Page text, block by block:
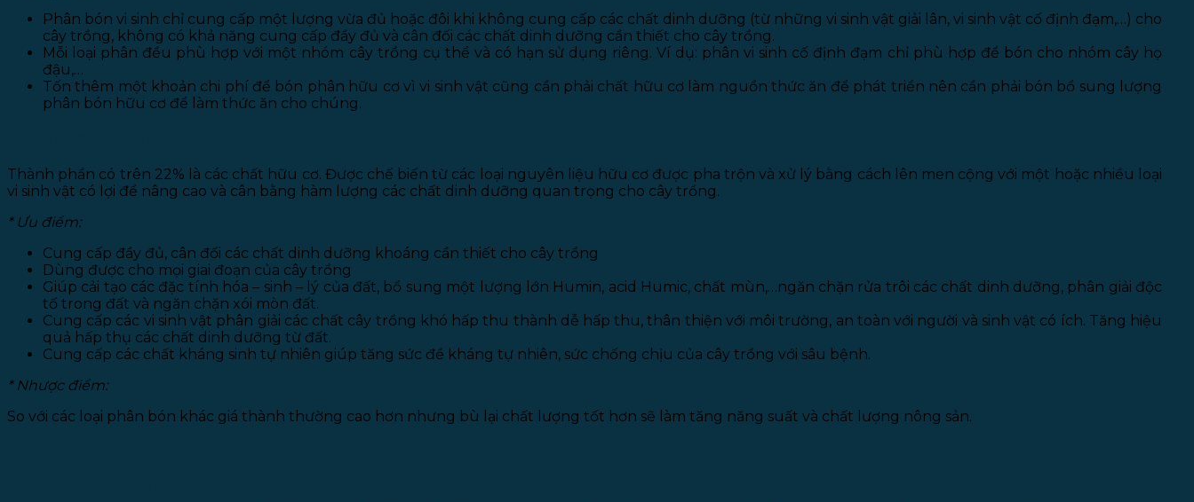
Phân bón vi sinh chỉ cung cấp một lượng vừa đủ hoặc đôi khi không cung cấp các chất dinh dưỡng (từ những vi sinh vật giải lân, vi sinh vật cố định đạm,…) cho
cây trồng, không có khả năng cung cấp đầy đủ và cân đối các chất dinh dưỡng cần thiết cho cây trồng.
Mỗi loại phân đều phù hợp với một nhóm cây trồng cụ thể và có hạn sử dụng riêng. Ví dụ: phân vi sinh cố định đạm chỉ phù hợp để bón cho nhóm cây họ
đậu,…
Tốn thêm một khoản chi phí để bón phân hữu cơ vì vi sinh vật cũng cần phải chất hữu cơ làm nguồn thức ăn để phát triển nên cần phải bón bổ sung lượng
phân bón hữu cơ để làm thức ăn cho chúng.
Thành phần có trên 22% là các chất hữu cơ. Được chế biến từ các loại nguyên liệu hữu cơ được pha trộn và xử lý bằng cách lên men cộng với một hoặc nhiều loại
vi sinh vật có lợi để nâng cao và cân bằng hàm lượng các chất dinh dưỡng quan trọng cho cây trồng.
* Ưu điểm:
Cung cấp đầy đủ, cân đối các chất dinh dưỡng khoáng cần thiết cho cây trồng
Dùng được cho mọi giai đoạn của cây trồng
Giúp cải tạo các đặc tính hóa – sinh – lý của đất, bổ sung một lượng lớn Humin, acid Humic, chất mùn,…ngăn chặn rửa trôi các chất dinh dưỡng, phân giải độc
tố trong đất và ngăn chặn xói mòn đất.
Cung cấp các vi sinh vật phân giải các chất cây trồng khó hấp thu thành dễ hấp thu, thân thiện với môi trường, an toàn với người và sinh vật có ích. Tăng hiệu
quả hấp thụ các chất dinh dưỡng từ đất.
Cung cấp các chất kháng sinh tự nhiên giúp tăng sức đề kháng tự nhiên, sức chống chịu của cây trồng với sâu bệnh.
* Nhược điểm:
So với các loại phân bón khác giá thành thường cao hơn nhưng bù lại chất lượng tốt hơn sẽ làm tăng năng suất và chất lượng nông sản.